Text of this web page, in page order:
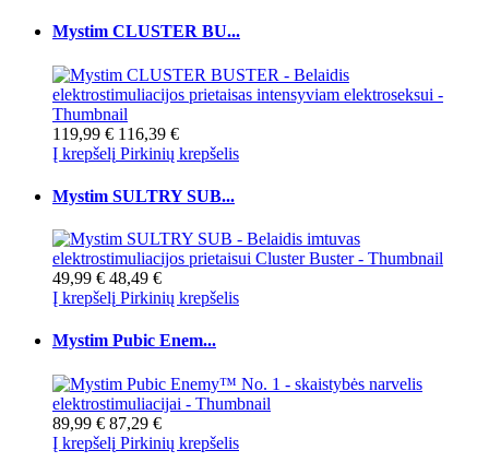
Mystim CLUSTER BU...
119,99 € 116,39 €
Į krepšelį Pirkinių krepšelis
Mystim SULTRY SUB...
49,99 € 48,49 €
Į krepšelį Pirkinių krepšelis
Mystim Pubic Enem...
89,99 € 87,29 €
Į krepšelį Pirkinių krepšelis